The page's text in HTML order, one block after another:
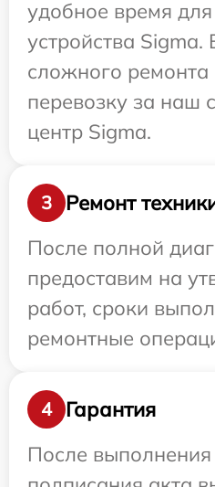
удобное время
устройства Sigma.
сложного
перевозку за наш
центр Sigma.
3
Ремонт
После полной
предоставим на
работ, сроки
ремонтные
4
Гарантия
После выполнения